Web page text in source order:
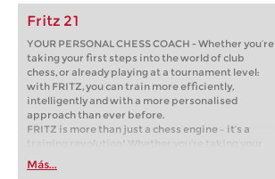
Fritz 21
YOUR PERSONAL CHESS COACH - Whether you’re
taking your first steps into the world of club
chess, or already playing at a tournament level:
with FRITZ, you can train more efficiently,
intelligently and with a more personalised
approach than ever before.
FRITZ is more than just a chess engine – it’s a
training revolution! Whether you’re taking your
first steps into the world of club chess, or already
playing at a tournament level: with FRITZ, you can
Más...